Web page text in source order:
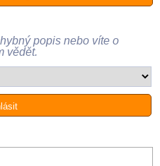
popis nebo víte o
vědět.